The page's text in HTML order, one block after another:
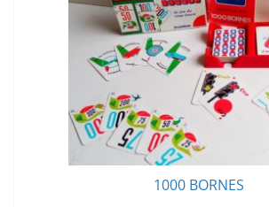
1000 BORNES